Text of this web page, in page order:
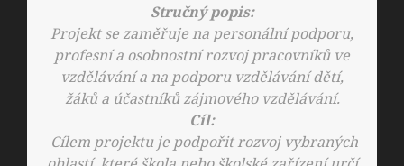
Stručný popis:
Projekt se zaměřuje na personální podporu,
profesní a osobnostní rozvoj pracovníků ve
vzdělávání a na podporu vzdělávání dětí,
žáků a účastníků zájmového vzdělávání.
Cíl:
Cílem projektu je podpořit rozvoj vybraných